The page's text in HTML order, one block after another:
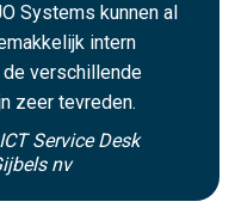
Systems kunnen al
intern
verschillende
zeer tevreden.
Service Desk
nv